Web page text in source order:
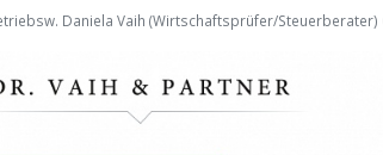
Daniela Vaih (Wirtschaftsprüfer/